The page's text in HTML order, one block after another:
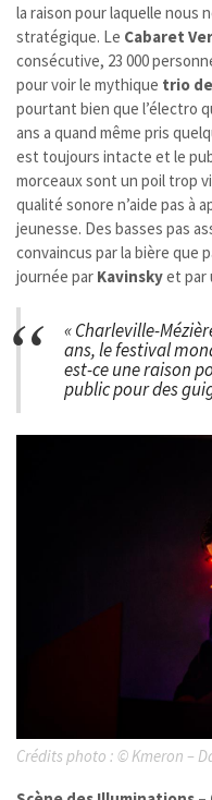
la raison pour laquelle nous
stratégique. Le Cabaret
consécutive, 23 000
pour voir le mythique trio
pourtant bien que l’électro
ans a quand même pris
est toujours intacte et le
morceaux sont un poil trop
qualité sonore n’aide pas à
jeunesse. Des basses pas
convaincus par la bière que
journée par Kavinskyet par
« Charleville-
ans, le festival
est-ce une raison
public pour des
Crédits photo : © Kmeron –